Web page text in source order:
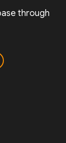
through